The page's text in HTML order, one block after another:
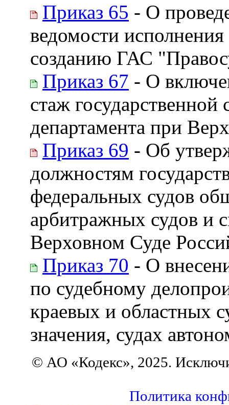
Приказ 65 - О
ведомости
созданию ГАС
Приказ 67 - О
стаж
департамента при
Приказ 69 - Об
должностям
федеральных судов
арбитражных судов и
Верховном Суде
Приказ 70 - О
по судебному
краевых и областных
значения, судах
© АО «Кодекс», 2025.
Политика